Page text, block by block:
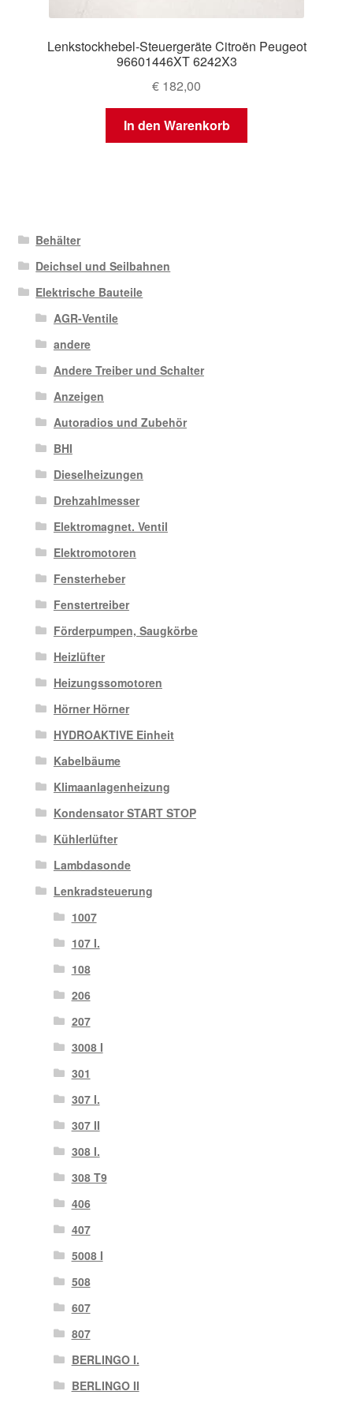
Lenkstockhebel-Steuergeräte Citroën Peugeot
96601446XT 6242X3
€ 182,00
In den Warenkorb
Behälter
Deichsel und Seilbahnen
Elektrische Bauteile
AGR-Ventile
andere
Andere Treiber und Schalter
Anzeigen
Autoradios und Zubehör
BHI
Dieselheizungen
Drehzahlmesser
Elektromagnet. Ventil
Elektromotoren
Fensterheber
Fenstertreiber
Förderpumpen, Saugkörbe
Heizlüfter
Heizungssomotoren
Hörner Hörner
HYDROAKTIVE Einheit
Kabelbäume
Klimaanlagenheizung
Kondensator START STOP
Kühlerlüfter
Lambdasonde
Lenkradsteuerung
1007
107 I.
108
206
207
3008 I
301
307 I.
307 II
308 I.
308 T9
406
407
5008 I
508
607
807
BERLINGO I.
BERLINGO II